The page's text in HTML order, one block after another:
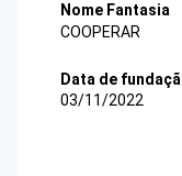
Nome Fantasia
COOPERAR
Data de
03/11/2022